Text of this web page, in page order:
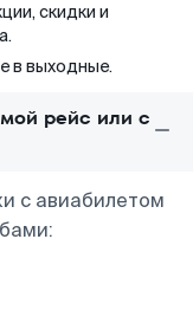
скидки и
в выходные.
рейс или с
с авиабилетом